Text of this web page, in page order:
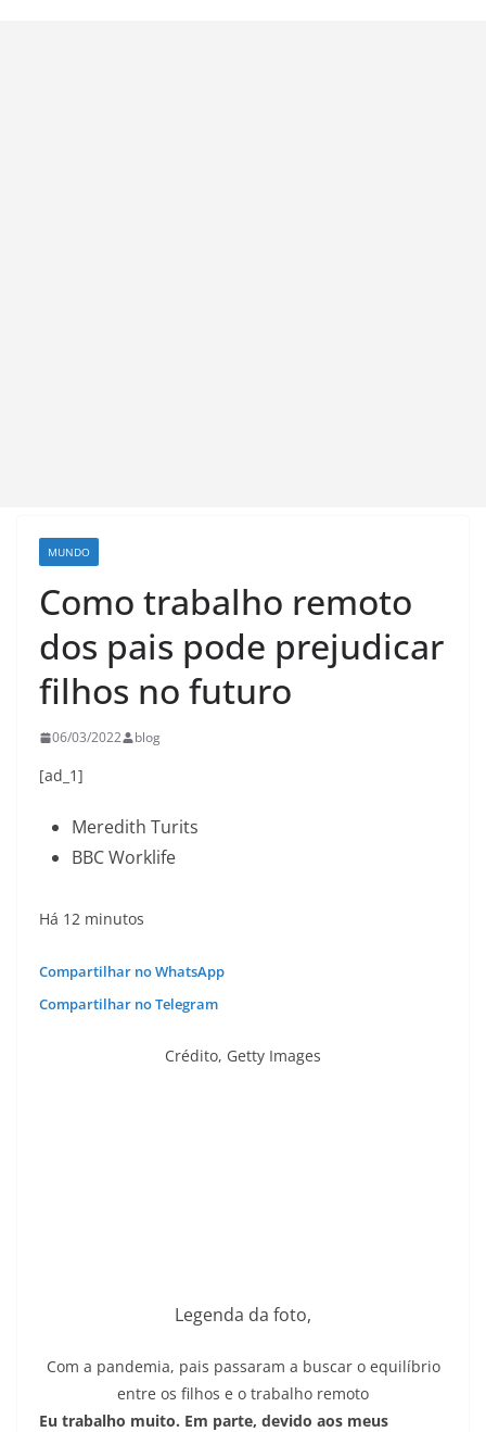
MUNDO
Como trabalho remoto
dos pais pode prejudicar
filhos no futuro
06/03/2022 blog
[ad_1]
Meredith Turits
BBC Worklife
Há 12 minutos
Compartilhar no WhatsApp
Compartilhar no Telegram
Crédito, Getty Images
Legenda da foto,
Com a pandemia, pais passaram a buscar o equilíbrio
entre os filhos e o trabalho remoto
Eu trabalho muito. Em parte, devido aos meus